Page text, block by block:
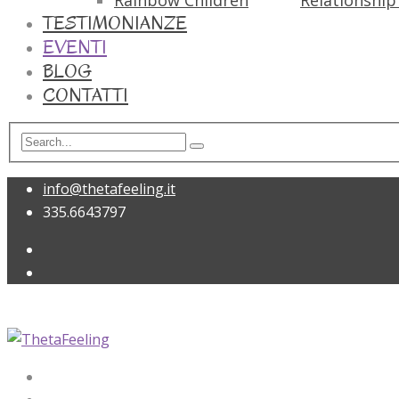
TESTIMONIANZE
EVENTI
BLOG
CONTATTI
info@thetafeeling.it
335.6643797